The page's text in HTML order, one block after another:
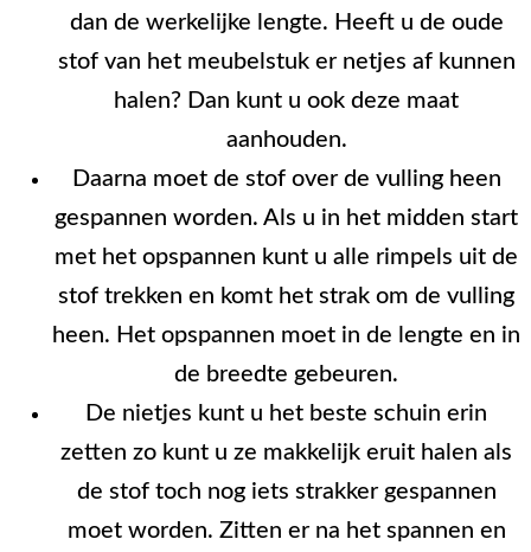
dan de werkelijke lengte. Heeft u de oude
stof van het meubelstuk er netjes af kunnen
halen? Dan kunt u ook deze maat
aanhouden.
Daarna moet de stof over de vulling heen
gespannen worden. Als u in het midden start
met het opspannen kunt u alle rimpels uit de
stof trekken en komt het strak om de vulling
heen. Het opspannen moet in de lengte en in
de breedte gebeuren.
De nietjes kunt u het beste schuin erin
zetten zo kunt u ze makkelijk eruit halen als
de stof toch nog iets strakker gespannen
moet worden. Zitten er na het spannen en